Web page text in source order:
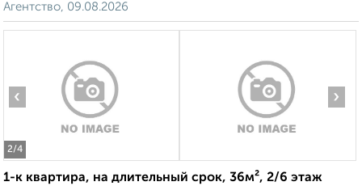
Агентство, 09.08.2026
2/4
‹ ›
1-к квартира, на длительный срок, 36м², 2/6 этаж